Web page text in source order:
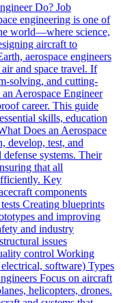
Do? Job
engineering is one of
world—where science,
aircraft to
aerospace engineers
and space travel. If
solving, and cutting-
Aerospace Engineer
career. This guide
skills, education
Does an Aerospace
develop, test, and
systems. Their
that all
Key
components
Creating blueprints
and improving
and industry
issues
control Working
software) Types
Focus on aircraft
helicopters, drones.